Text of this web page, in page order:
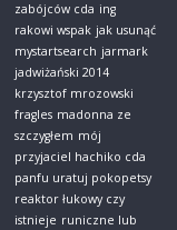
zabójców cda ing
rakowi wspak jak usunąć
mystartsearch jarmark
jadwiżański 2014
krzysztof mrozowski
fragles madonna ze
szczygłem mój
przyjaciel hachiko cda
panfu uratuj pokopetsy
reaktor łukowy czy
istnieje runiczne lub